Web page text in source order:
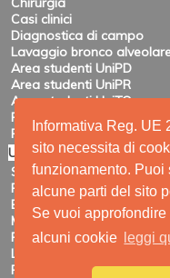
Informativa Reg. UE
sito necessita di
funzionamento.
alcune parti del sito
Se vuoi
alcuni cookie
leggi
Casi clinici
Diagnostica di campo
Lavaggio bronco
Area studenti UniPD
Area studenti UniPR
Area studenti UniTO
Recensioni di eventi
Pubblicazioni e ricerca
Utility
Siti amici
Ricerca
Elenco feed
Mappa del sito
Registrazione
Login
Privacy